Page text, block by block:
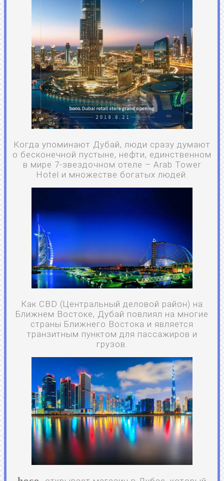
Когда упоминают Дубай, люди сразу думают
о бесконечной пустыне, нефти, единственном
в мире 7-звездочном отеле – Arab Tower
Hotel и множестве богатых людей.
Как CBD (Центральный деловой район) на
Ближнем Востоке, Дубай повлиял на многие
страны Ближнего Востока и является
транзитным пунктом для пассажиров и
грузов.